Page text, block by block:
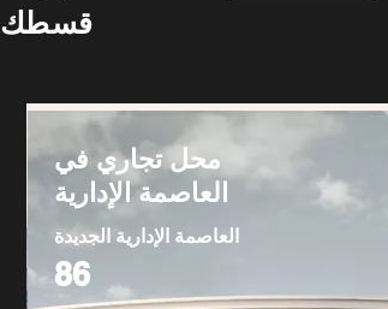
قسطك
محل تجاري في
العاصمة الإدارية
العاصمة الإدارية الجديدة
86